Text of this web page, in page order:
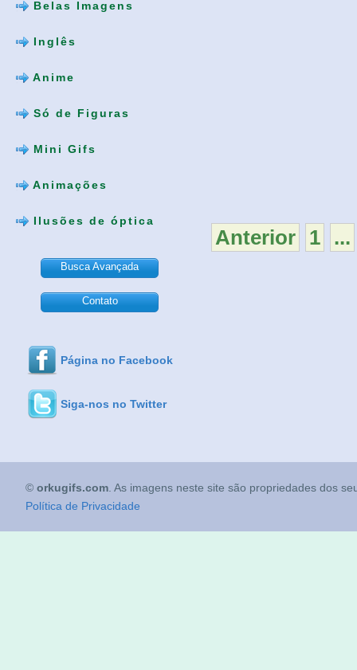
Belas Imagens
Inglês
Anime
Só de Figuras
Mini Gifs
Animações
Ilusões de óptica
Busca Avançada
Contato
Página no Facebook
Siga-nos no Twitter
Anterior 1 ...
© orkugifs.com . As imagens neste site são propriedades dos
Política de Privacidade